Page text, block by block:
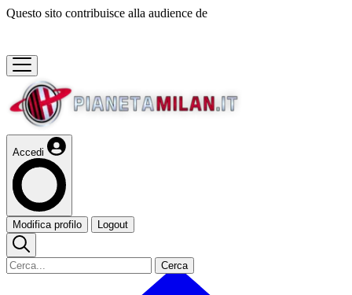
Questo sito contribuisce alla audience de
Accedi
Modifica profilo Logout
Cerca